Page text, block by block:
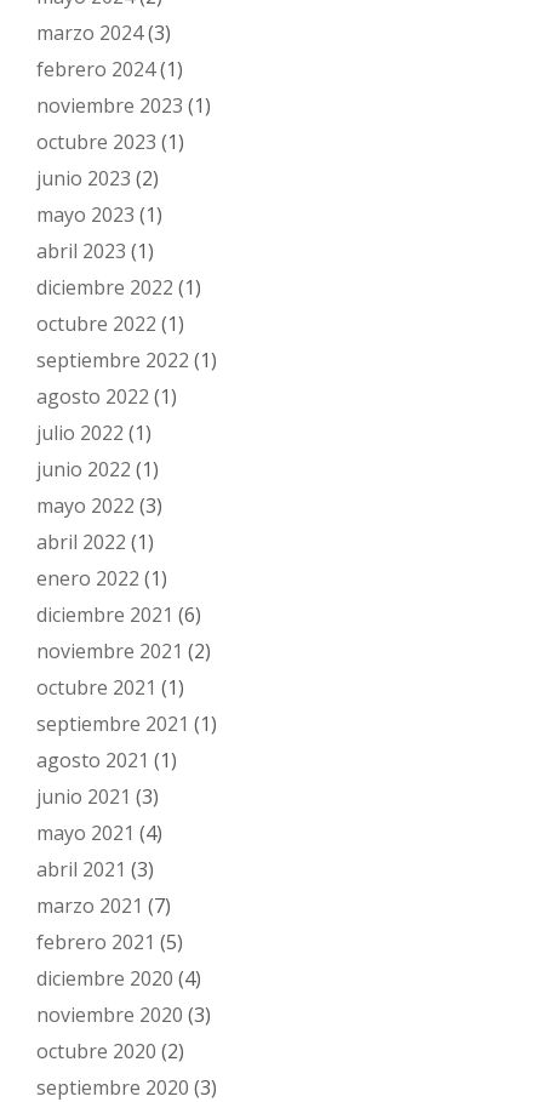
marzo 2024(3)
febrero 2024(1)
noviembre 2023 (1)
octubre 2023 (1)
junio 2023 (2)
mayo 2023 (1)
abril 2023 (1)
diciembre 2022 (1)
octubre 2022 (1)
septiembre 2022 (1)
agosto 2022 (1)
julio 2022 (1)
junio 2022 (1)
mayo 2022 (3)
abril 2022 (1)
enero 2022 (1)
diciembre 2021 (6)
noviembre 2021 (2)
octubre 2021 (1)
septiembre 2021 (1)
agosto 2021 (1)
junio 2021 (3)
mayo 2021 (4)
abril 2021 (3)
marzo 2021 (7)
febrero 2021 (5)
diciembre 2020 (4)
noviembre 2020 (3)
octubre 2020 (2)
septiembre 2020 (3)